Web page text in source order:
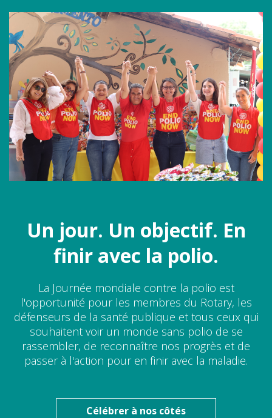
Un jour. Un objectif. En
finir avec la polio.
La Journée mondiale contre la polio est
l'opportunité pour les membres du Rotary, les
défenseurs de la santé publique et tous ceux qui
souhaitent voir un monde sans polio de se
rassembler, de reconnaître nos progrès et de
passer à l'action pour en finir avec la maladie.
Célébrer à nos côtés